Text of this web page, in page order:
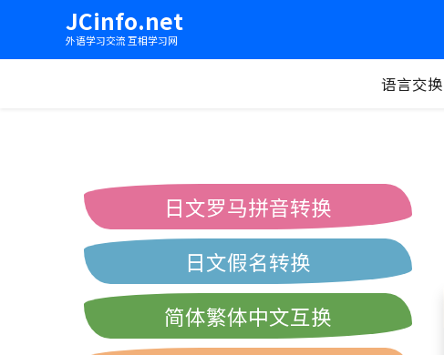
JCinfo.net
外语学习交流 互相学习网
语言交换
日文罗马拼音转换
日文假名转换
简体繁体中文互换